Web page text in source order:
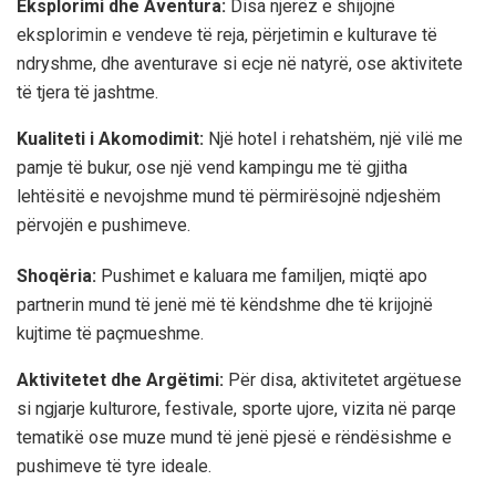
Eksplorimi dhe Aventura: Disa njerëz e shijojnë
eksplorimin e vendeve të reja, përjetimin e kulturave të
ndryshme, dhe aventurave si ecje në natyrë, ose aktivitete
të tjera të jashtme.
Kualiteti i Akomodimit: Një hotel i rehatshëm, një vilë me
pamje të bukur, ose një vend kampingu me të gjitha
lehtësitë e nevojshme mund të përmirësojnë ndjeshëm
përvojën e pushimeve.
Shoqëria: Pushimet e kaluara me familjen, miqtë apo
partnerin mund të jenë më të këndshme dhe të krijojnë
kujtime të paçmueshme.
Aktivitetet dhe Argëtimi: Për disa, aktivitetet argëtuese
si ngjarje kulturore, festivale, sporte ujore, vizita në parqe
tematikë ose muze mund të jenë pjesë e rëndësishme e
pushimeve të tyre ideale.